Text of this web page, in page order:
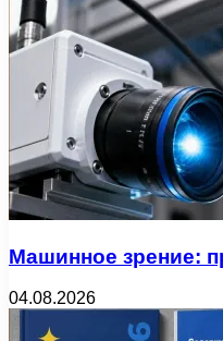
Машинное зрение:
04.08.2026